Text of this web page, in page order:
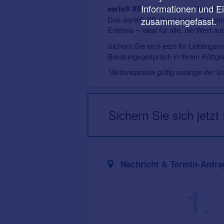
earis® XS – kompakt und
Das earis® XS überzeugt mit
Erlebnis – ideal für alle, die Wert
Sichern Sie sich jetzt Ihr
Beratungsgespräch in Ihrem
*Aktionspreise gültig solange der
Sichern Sie sich
Nachricht & Termin-
Informationen und
zusammengefasst.